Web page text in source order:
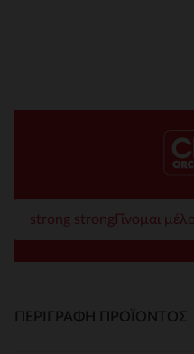
strong strongΓίνομαι
ΠΕΡΙΓΡΑΦΉ ΠΡΟΪΌΝΤΟΣ